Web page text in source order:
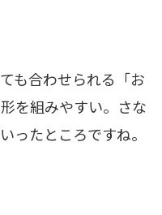
も合わせられる「お
を組みやすい。さな
ったところですね。